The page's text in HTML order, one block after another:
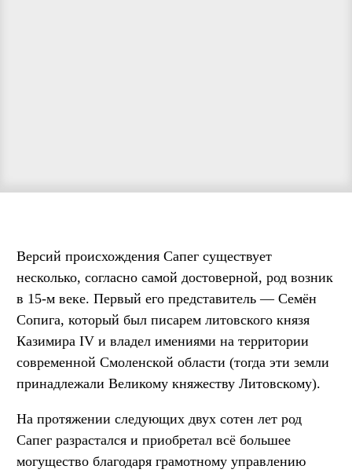
Версий происхождения Сапег существует
несколько, согласно самой достоверной, род возник
в 15-м веке. Первый его представитель — Семён
Сопига, который был писарем литовского князя
Казимира IV и владел имениями на территории
современной Смоленской области (тогда эти земли
принадлежали Великому княжеству Литовскому).
На протяжении следующих двух сотен лет род
Сапег разрастался и приобретал всё большее
могущество благодаря грамотному управлению